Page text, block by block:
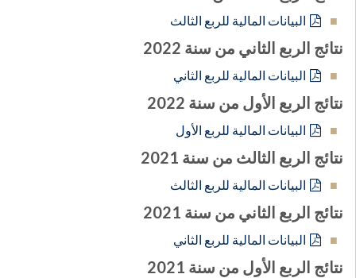
البيانات المالية للربع الثالث
نتائج الربع الثاني من سنة 2022
البيانات المالية للربع الثاني
نتائج الربع الأول من سنة 2022
البيانات المالية للربع الأول
نتائج الربع الثالث من سنة 2021
البيانات المالية للربع الثالث
نتائج الربع الثاني من سنة 2021
البيانات المالية للربع الثاني
نتائج الربع الأول من سنة 2021